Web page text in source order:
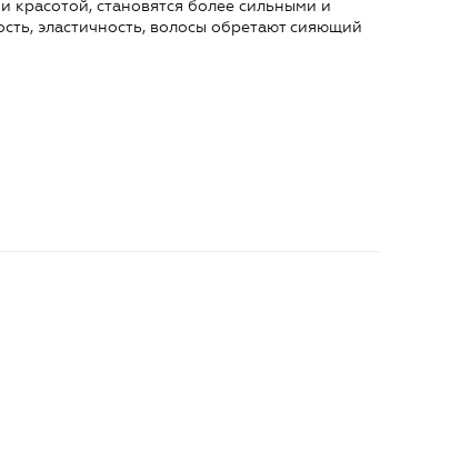
красотой, становятся более сильными и
эластичность, волосы обретают сияющий